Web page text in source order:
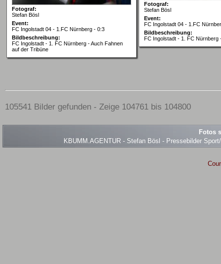
Fotograf:
Stefan Bösl
Event:
FC Ingolstadt 04 - 1.FC Nürnberg - 0:3
Bildbeschreibung:
FC Ingolstadt - 1. FC Nürnberg - Auch Fahnen
auf der Tribüne
Fotograf:
Stefan Bösl
Event:
FC Ingolstadt 04 - 1.FC
Bildbeschreibung:
FC Ingolstadt - 1. FC Nürnberg
105541 Bilder gefunden - Zeige 104761 bis 104800
Fotos
KBUMM.AGENTUR - Stefan Bösl - Pressebilder